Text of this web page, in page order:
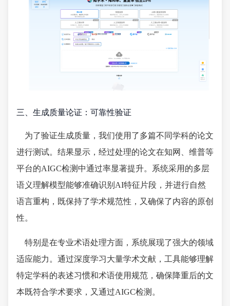
三、生成质量论证：可靠性验证
为了验证生成质量，我们使用了多篇不同学科的论文
进行测试。结果显示，经过处理的论文在知网、维普等
平台的AIGC检测中通过率显著提升。系统采用的多层
语义理解模型能够准确识别AI特征片段，并进行自然
语言重构，既保持了学术规范性，又确保了内容的原创
性。
特别是在专业术语处理方面，系统展现了强大的领域
适应能力。通过深度学习大量学术文献，工具能够理解
特定学科的表述习惯和术语使用规范，确保降重后的文
本既符合学术要求，又通过AIGC检测。